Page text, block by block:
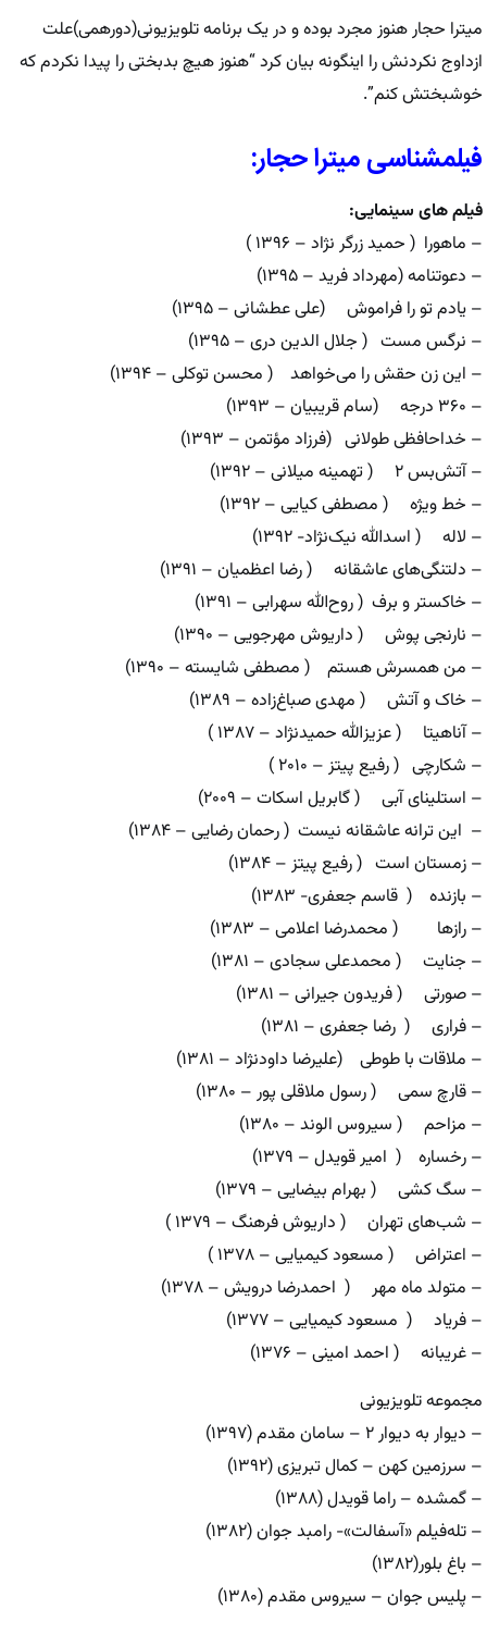
میترا حجار هنوز مجرد بوده و در یک برنامه تلویزیونی(دورهمی)علت
ازداوج نکردنش را اینگونه بیان کرد “هنوز هیچ بدبختی را پیدا نکردم که
خوشبختش کنم”.
فیلمشناسی میترا حجار:
فیلم های سینمایی:
– ماهورا ( حمید زرگر نژاد – ۱۳۹۶ )
– دعوتنامه (مهرداد فرید – ۱۳۹۵)
– یادم تو را فراموش (علی عطشانی – ۱۳۹۵)
– نرگس مست ( جلال الدین دری – ۱۳۹۵)
– این زن حقش را می‌خواهد ( محسن توکلی – ۱۳۹۴)
– ۳۶۰ درجه (سام قریبیان – ۱۳۹۳)
– خداحافظی طولانی (فرزاد مؤتمن – ۱۳۹۳)
– آتش‌بس ۲ ( تهمینه میلانی – ۱۳۹۲)
– خط ویژه ( مصطفی کیایی – ۱۳۹۲)
– لاله ( اسدالله نیک‌نژاد- ۱۳۹۲)
– دلتنگی‌های عاشقانه ( رضا اعظمیان – ۱۳۹۱)
– خاکستر و برف ( روح‌الله سهرابی – ۱۳۹۱)
– نارنجی پوش ( داریوش مهرجویی – ۱۳۹۰)
– من همسرش هستم ( مصطفی شایسته – ۱۳۹۰)
– خاک و آتش ( مهدی صباغ‌زاده – ۱۳۸۹)
– آناهیتا ( عزیزالله حمیدنژاد – ۱۳۸۷ )
– شکارچی ( رفیع پیتز – ۲۰۱۰ )
– استلینای آبی ( گابریل اسکات – ۲۰۰۹)
– این ترانه عاشقانه نیست ( رحمان رضایی – ۱۳۸۴)
– زمستان است ( رفیع پیتز – ۱۳۸۴)
– بازنده ( قاسم جعفری- ۱۳۸۳)
– رازها ( محمدرضا اعلامی – ۱۳۸۳)
– جنایت ( محمدعلی سجادی – ۱۳۸۱)
– صورتی ( فریدون جیرانی – ۱۳۸۱)
– فراری ( رضا جعفری – ۱۳۸۱)
– ملاقات با طوطی (علیرضا داودنژاد – ۱۳۸۱)
– قارچ سمی ( رسول ملاقلی پور – ۱۳۸۰)
– مزاحم ( سیروس الوند – ۱۳۸۰)
– رخساره ( امیر قویدل – ۱۳۷۹)
– سگ کشی ( بهرام بیضایی – ۱۳۷۹)
– شب‌های تهران ( داریوش فرهنگ – ۱۳۷۹ )
– اعتراض ( مسعود کیمیایی – ۱۳۷۸ )
– متولد ماه مهر ( احمدرضا درویش – ۱۳۷۸)
– فریاد ( مسعود کیمیایی – ۱۳۷۷)
– غریبانه ( احمد امینی – ۱۳۷۶)
مجموعه تلویزیونی
– دیوار به دیوار ۲ – سامان مقدم (۱۳۹۷)
– سرزمین کهن – کمال تبریزی (۱۳۹۲)
– گمشده – راما قویدل (۱۳۸۸)
– تله‌فیلم «آسفالت»- رامبد جوان (۱۳۸۲)
– باغ بلور(۱۳۸۲)
– پلیس جوان – سیروس مقدم (۱۳۸۰)